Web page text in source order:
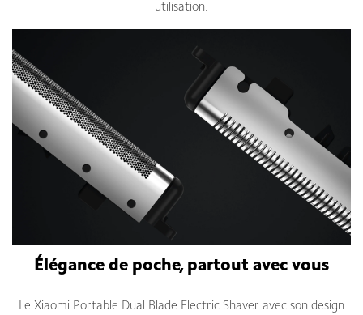
utilisation.
Élégance de poche, partout avec vous
Le Xiaomi Portable Dual Blade Electric Shaver avec son design